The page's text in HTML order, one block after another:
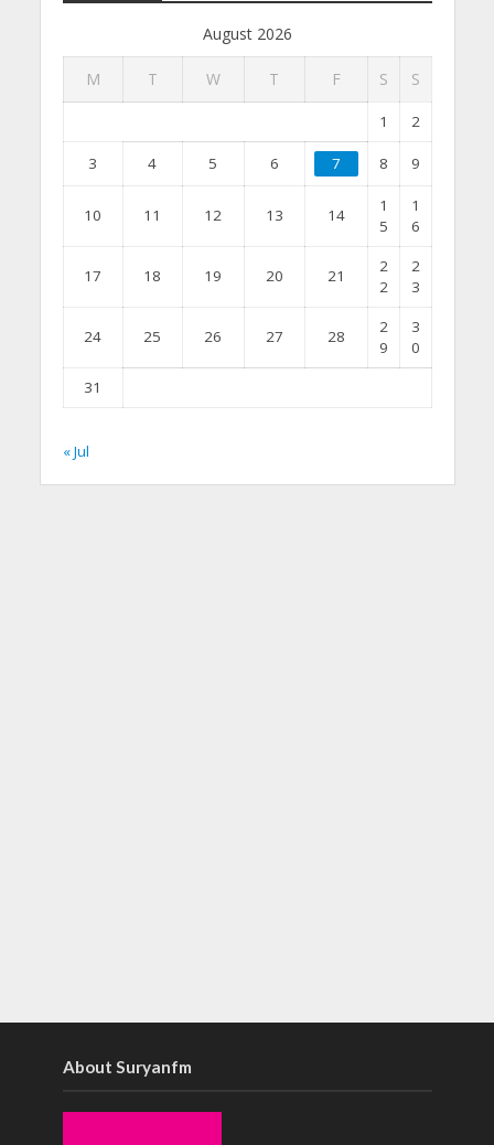
August 2026
M T W T F S S
1 2
3 4 5 6 7 8 9
10 11 12 13 14
1
5
1
6
17 18 19 20 21
2
2
2
3
24 25 26 27 28
2
9
3
0
31
« Jul
About Suryanfm